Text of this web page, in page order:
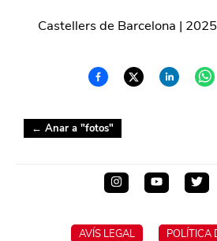
Castellers de Barcelona |
← Anar a "fotos"
AVÍS LEGAL POLÍTICA